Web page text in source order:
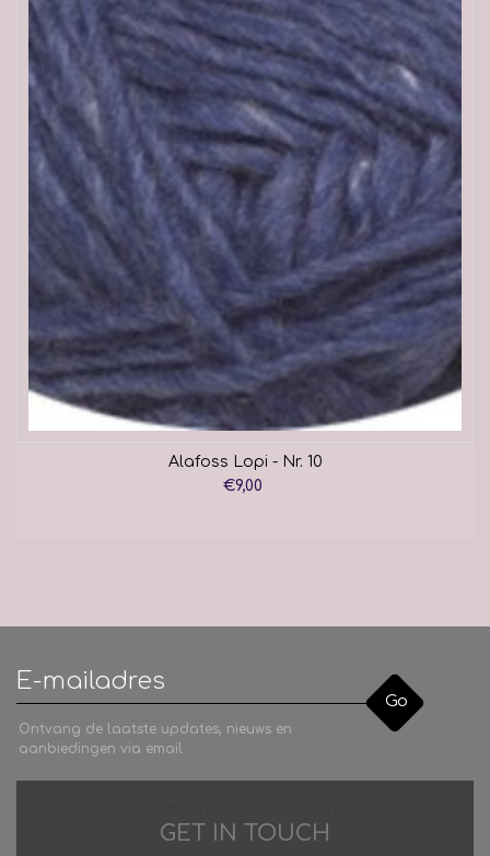
Alafoss Lopi - Nr. 10
€9,00
Go
Ontvang de laatste updates, nieuws en
aanbiedingen via email
GET IN TOUCH